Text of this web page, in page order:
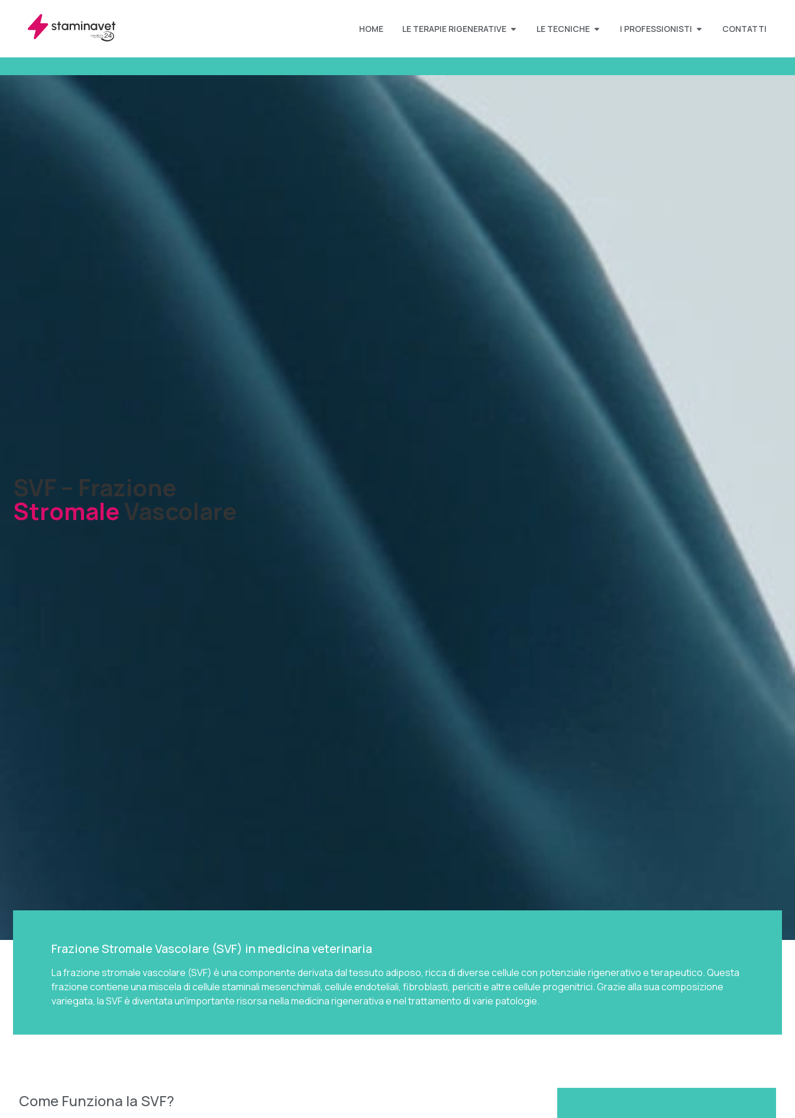
HOME LE TERAPIE RIGENERATIVE LE TECNICHE I PROFESSIONISTI CONTATTI
SVF – Frazione
StromaleVascolare
Frazione Stromale Vascolare (SVF) in medicina veterinaria
La frazione stromale vascolare (SVF) è una componente derivata dal tessuto adiposo, ricca di diverse cellule con potenziale rigenerativo e terapeutico. Questa
frazione contiene una miscela di cellule staminali mesenchimali, cellule endoteliali, fibroblasti, periciti e altre cellule progenitrici. Grazie alla sua composizione
variegata, la SVF è diventata un'importante risorsa nella medicina rigenerativa e nel trattamento di varie patologie.
Come Funziona la SVF?